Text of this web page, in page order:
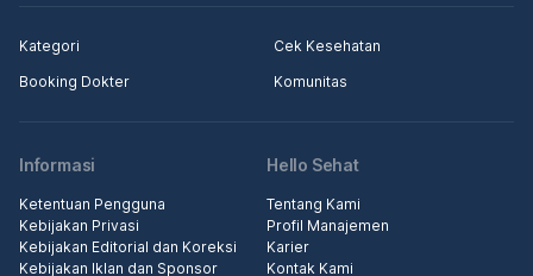
Kategori
Cek Kesehatan
Booking Dokter
Komunitas
Informasi
Ketentuan Pengguna
Kebijakan Privasi
Kebijakan Editorial dan Koreksi
Kebijakan Iklan dan Sponsor
Hello Sehat
Tentang Kami
Profil Manajemen
Karier
Kontak Kami